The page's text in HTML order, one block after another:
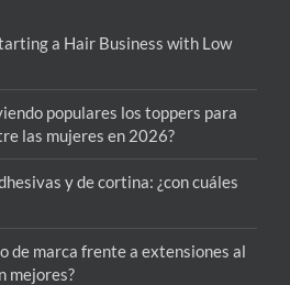
a Hair Business with Low
populares los toppers para
las mujeres en 2026?
y de cortina: ¿con cuáles
de marca frente a extensiones al
mejores?